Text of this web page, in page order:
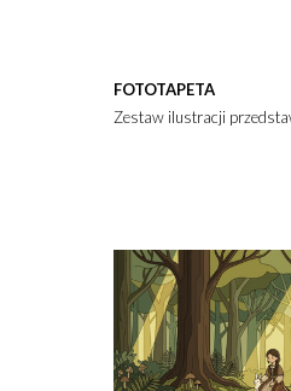
FOTOTAPETA
Zestaw ilustracji